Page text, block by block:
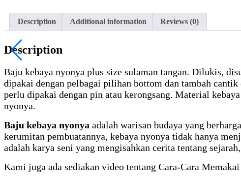
Description Additional information Reviews (0)
Description
Baju kebaya nyonya plus size sulaman tangan. Dilukis,
dipakai dengan pelbagai pilihan bottom dan tambah
perlu dipakai dengan pin atau kerongsang. Material
nyonya.
Baju kebaya nyonya adalah warisan budaya yang
kerumitan pembuatannya, kebaya nyonya tidak hanya
adalah karya seni yang mengisahkan cerita tentang
Kami juga ada sediakan video tentang Cara-Cara